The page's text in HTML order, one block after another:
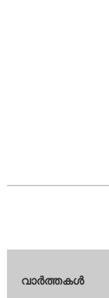
വാര്‍ത്തകള്‍